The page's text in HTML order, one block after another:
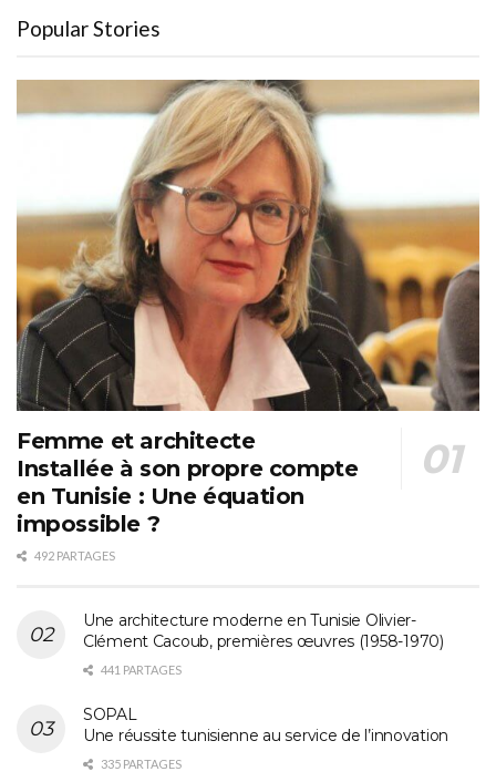
Popular Stories
Femme et architecte
Installée à son propre compte
en Tunisie : Une équation
impossible ?
492 PARTAGES
Une architecture moderne en Tunisie Olivier-
Clément Cacoub, premières œuvres (1958-1970)
441 PARTAGES
SOPAL
Une réussite tunisienne au service de l’innovation
335 PARTAGES